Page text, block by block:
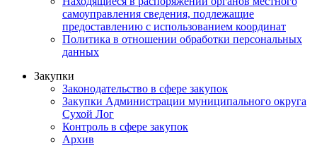
самоуправления сведения, подлежащие
предоставлению с использованием координат
Политика в отношении обработки персональных
данных
Закупки
Законодательство в сфере закупок
Закупки Администрации муниципального округа
Сухой Лог
Контроль в сфере закупок
Архив